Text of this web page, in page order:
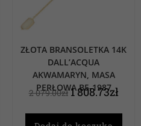
ZŁOTA BRANSOLETKA 14K
DALL’ACQUA
AKWAMARYN, MASA
PERŁOWA B5-1987
2 079.00zł 1 808.73zł